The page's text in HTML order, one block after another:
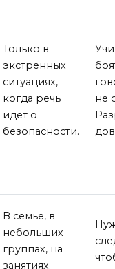
Только в
экстренных
ситуациях,
когда речь
идёт о
безопасности.
не
В семье, в
небольших
группах, на
занятиях.